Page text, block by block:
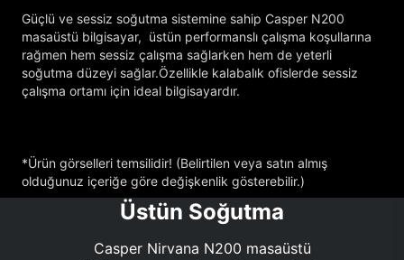
Güçlü ve sessiz soğutma sistemine sahip Casper N200
masaüstü bilgisayar, üstün performanslı çalışma koşullarına
rağmen hem sessiz çalışma sağlarken hem de yeterli
soğutma düzeyi sağlar.Özellikle kalabalık ofislerde sessiz
çalışma ortamı için ideal bilgisayardır.
*Ürün görselleri temsilidir! (Belirtilen veya satın almış
olduğunuz içeriğe göre değişkenlik gösterebilir.)
Üstün Soğutma
Casper Nirvana N200 masaüstü